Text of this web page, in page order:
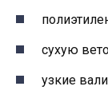
сухую
узкие